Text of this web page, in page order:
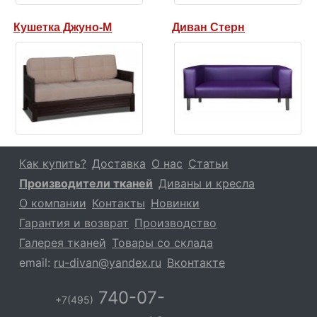
Кушетка Джуно-М Диван Стерн
Как купить? Доставка О нас Статьи
Производители тканей Диваны и кресла
О компании Контакты Новинки
Гарантия и возврат Производство
Галерея тканей Товары со склада
email: ru-divan@yandex.ru Вконтакте
+7(495) 740-07-